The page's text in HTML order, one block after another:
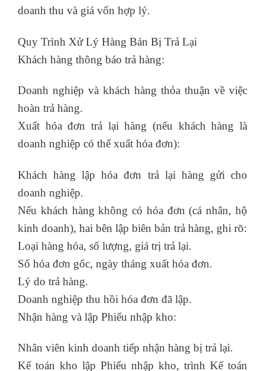
doanh thu và giá vốn hợp lý.
Quy Trình Xử Lý Hàng Bán Bị Trả Lại
Khách hàng thông báo trả hàng:
Doanh nghiệp và khách hàng thỏa thuận về việc
hoàn trả hàng.
Xuất hóa đơn trả lại hàng (nếu khách hàng là
doanh nghiệp có thể xuất hóa đơn):
Khách hàng lập hóa đơn trả lại hàng gửi cho
doanh nghiệp.
Nếu khách hàng không có hóa đơn (cá nhân, hộ
kinh doanh), hai bên lập biên bản trả hàng, ghi rõ:
Loại hàng hóa, số lượng, giá trị trả lại.
Số hóa đơn gốc, ngày tháng xuất hóa đơn.
Lý do trả hàng.
Doanh nghiệp thu hồi hóa đơn đã lập.
Nhận hàng và lập Phiếu nhập kho:
Nhân viên kinh doanh tiếp nhận hàng bị trả lại.
Kế toán kho lập Phiếu nhập kho, trình Kế toán